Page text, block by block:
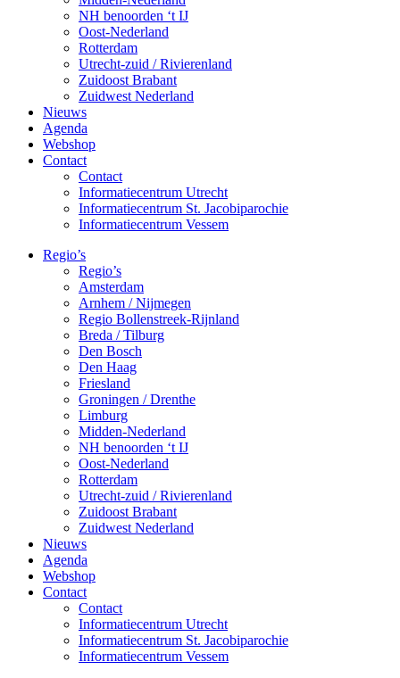
NH benoorden ‘t IJ
Oost-Nederland
Rotterdam
Utrecht-zuid / Rivierenland
Zuidoost Brabant
Zuidwest Nederland
Nieuws
Agenda
Webshop
Contact
Contact
Informatiecentrum Utrecht
Informatiecentrum St. Jacobiparochie
Informatiecentrum Vessem
Regio’s
Regio’s
Amsterdam
Arnhem / Nijmegen
Regio Bollenstreek-Rijnland
Breda / Tilburg
Den Bosch
Den Haag
Friesland
Groningen / Drenthe
Limburg
Midden-Nederland
NH benoorden ‘t IJ
Oost-Nederland
Rotterdam
Utrecht-zuid / Rivierenland
Zuidoost Brabant
Zuidwest Nederland
Nieuws
Agenda
Webshop
Contact
Contact
Informatiecentrum Utrecht
Informatiecentrum St. Jacobiparochie
Informatiecentrum Vessem